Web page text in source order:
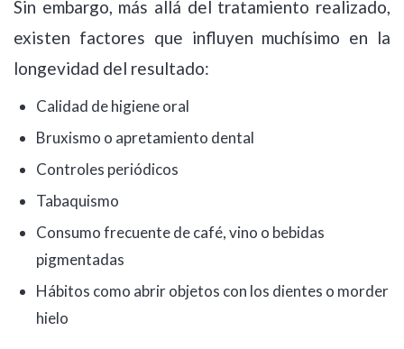
Sin embargo, más allá del tratamiento realizado,
existen factores que influyen muchísimo en la
longevidad del resultado:
Calidad de higiene oral
Bruxismo o apretamiento dental
Controles periódicos
Tabaquismo
Consumo frecuente de café, vino o bebidas
pigmentadas
Hábitos como abrir objetos con los dientes o morder
hielo